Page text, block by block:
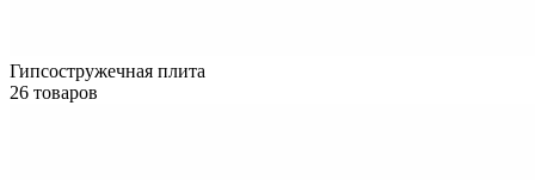
Гипсостружечная плита
26 товаров